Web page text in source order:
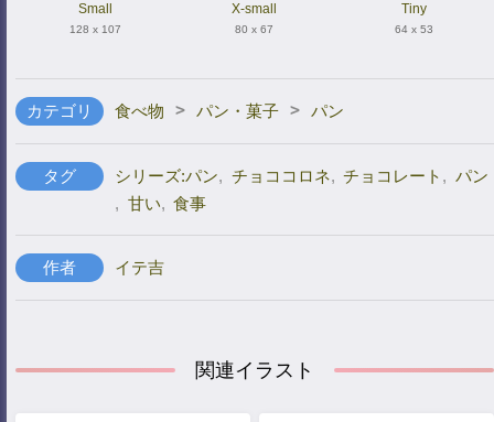
Small
128 x 107
X-small
80 x 67
Tiny
64 x 53
カテゴリ 食べ物 > パン・菓子 > パン
タグ シリーズ:パン, チョココロネ, チョコレート , パン
, 甘い, 食事
作者 イテ吉
関連イラスト